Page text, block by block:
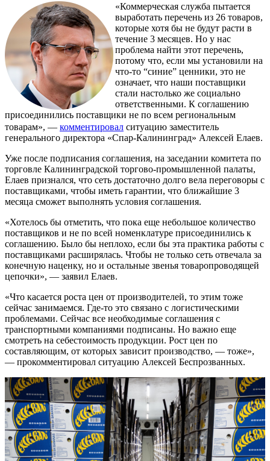
«Коммерческая служба пытается
выработать перечень из 26 товаров,
которые хотя бы не будут расти в
течение 3 месяцев. Но у нас
проблема найти этот перечень,
потому что, если мы установили на
что-то “синие” ценники, это не
означает, что наши поставщики
стали настолько же социально
ответственными. К соглашению
присоединились поставщики не по всем региональным
товарам», — комментировал ситуацию заместитель
генерального директора «Спар-Калининград» Алексей Елаев.
Уже после подписания соглашения, на заседании комитета по
торговле Калининградской торгово-промышленной палаты,
Елаев признался, что сеть достаточно долго вела переговоры с
поставщиками, чтобы иметь гарантии, что ближайшие 3
месяца сможет выполнять условия соглашения.
«Хотелось бы отметить, что пока еще небольшое количество
поставщиков и не по всей номенклатуре присоединились к
соглашению. Было бы неплохо, если бы эта практика работы с
поставщиками расширялась. Чтобы не только сеть отвечала за
конечную наценку, но и остальные звенья товаропроводящей
цепочки», — заявил Елаев.
«Что касается роста цен от производителей, то этим тоже
сейчас занимаемся. Где-то это связано с логистическими
проблемами. Сейчас все необходимые соглашения с
транспортными компаниями подписаны. Но важно еще
смотреть на себестоимость продукции. Рост цен по
составляющим, от которых зависит производство, — тоже»,
— прокомментировал ситуацию Алексей Беспрозванных.